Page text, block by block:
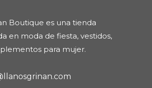
Boutique es una tienda
en moda de fiesta, vestidos,
para mujer.